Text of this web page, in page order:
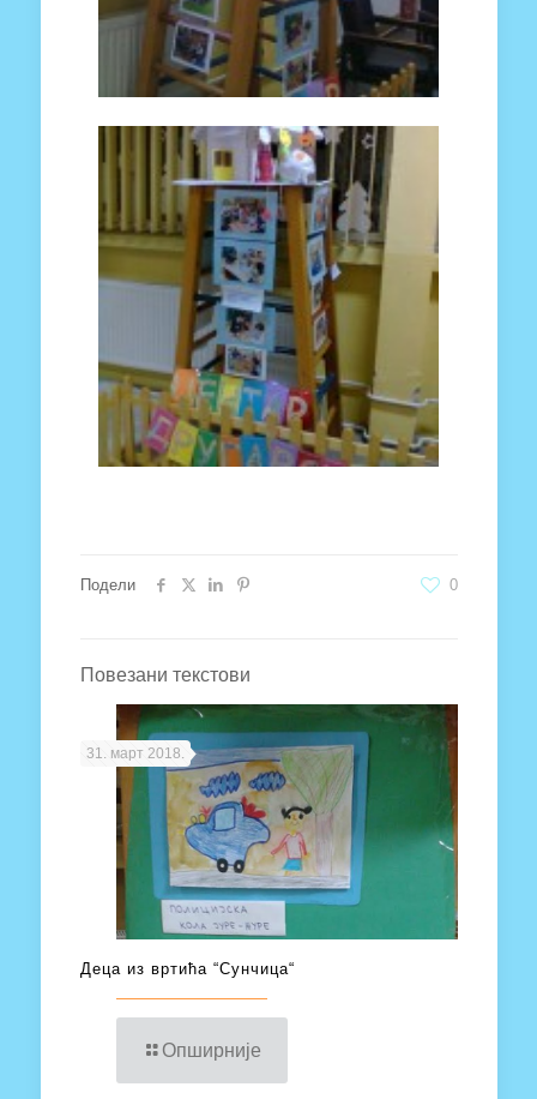
Подели 0
Повезани текстови
31. март 2018.
Деца из вртића “Сунчица“
Опширније